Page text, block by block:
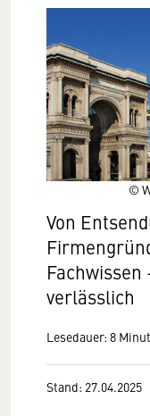
©
Von
verlässlich
Lesedauer: 8
Stand: 27.04.2025